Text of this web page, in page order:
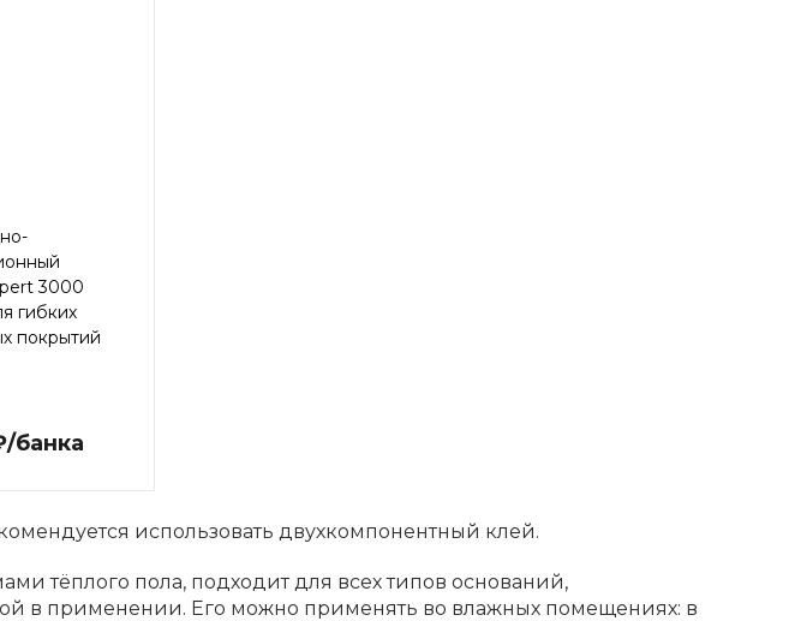
3000
гибких
покрытий
банка
использовать двухкомпонентный клей.
тёплого пола, подходит для всех типов оснований,
в применении. Его можно применять во влажных помещениях: в